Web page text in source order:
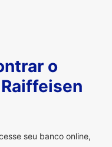
o
seu banco online,